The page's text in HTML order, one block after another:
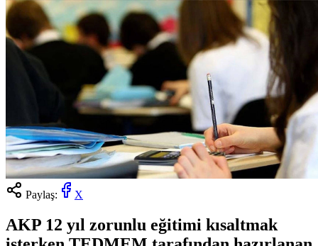
Paylaş: X
AKP 12 yıl zorunlu eğitimi kısaltmak